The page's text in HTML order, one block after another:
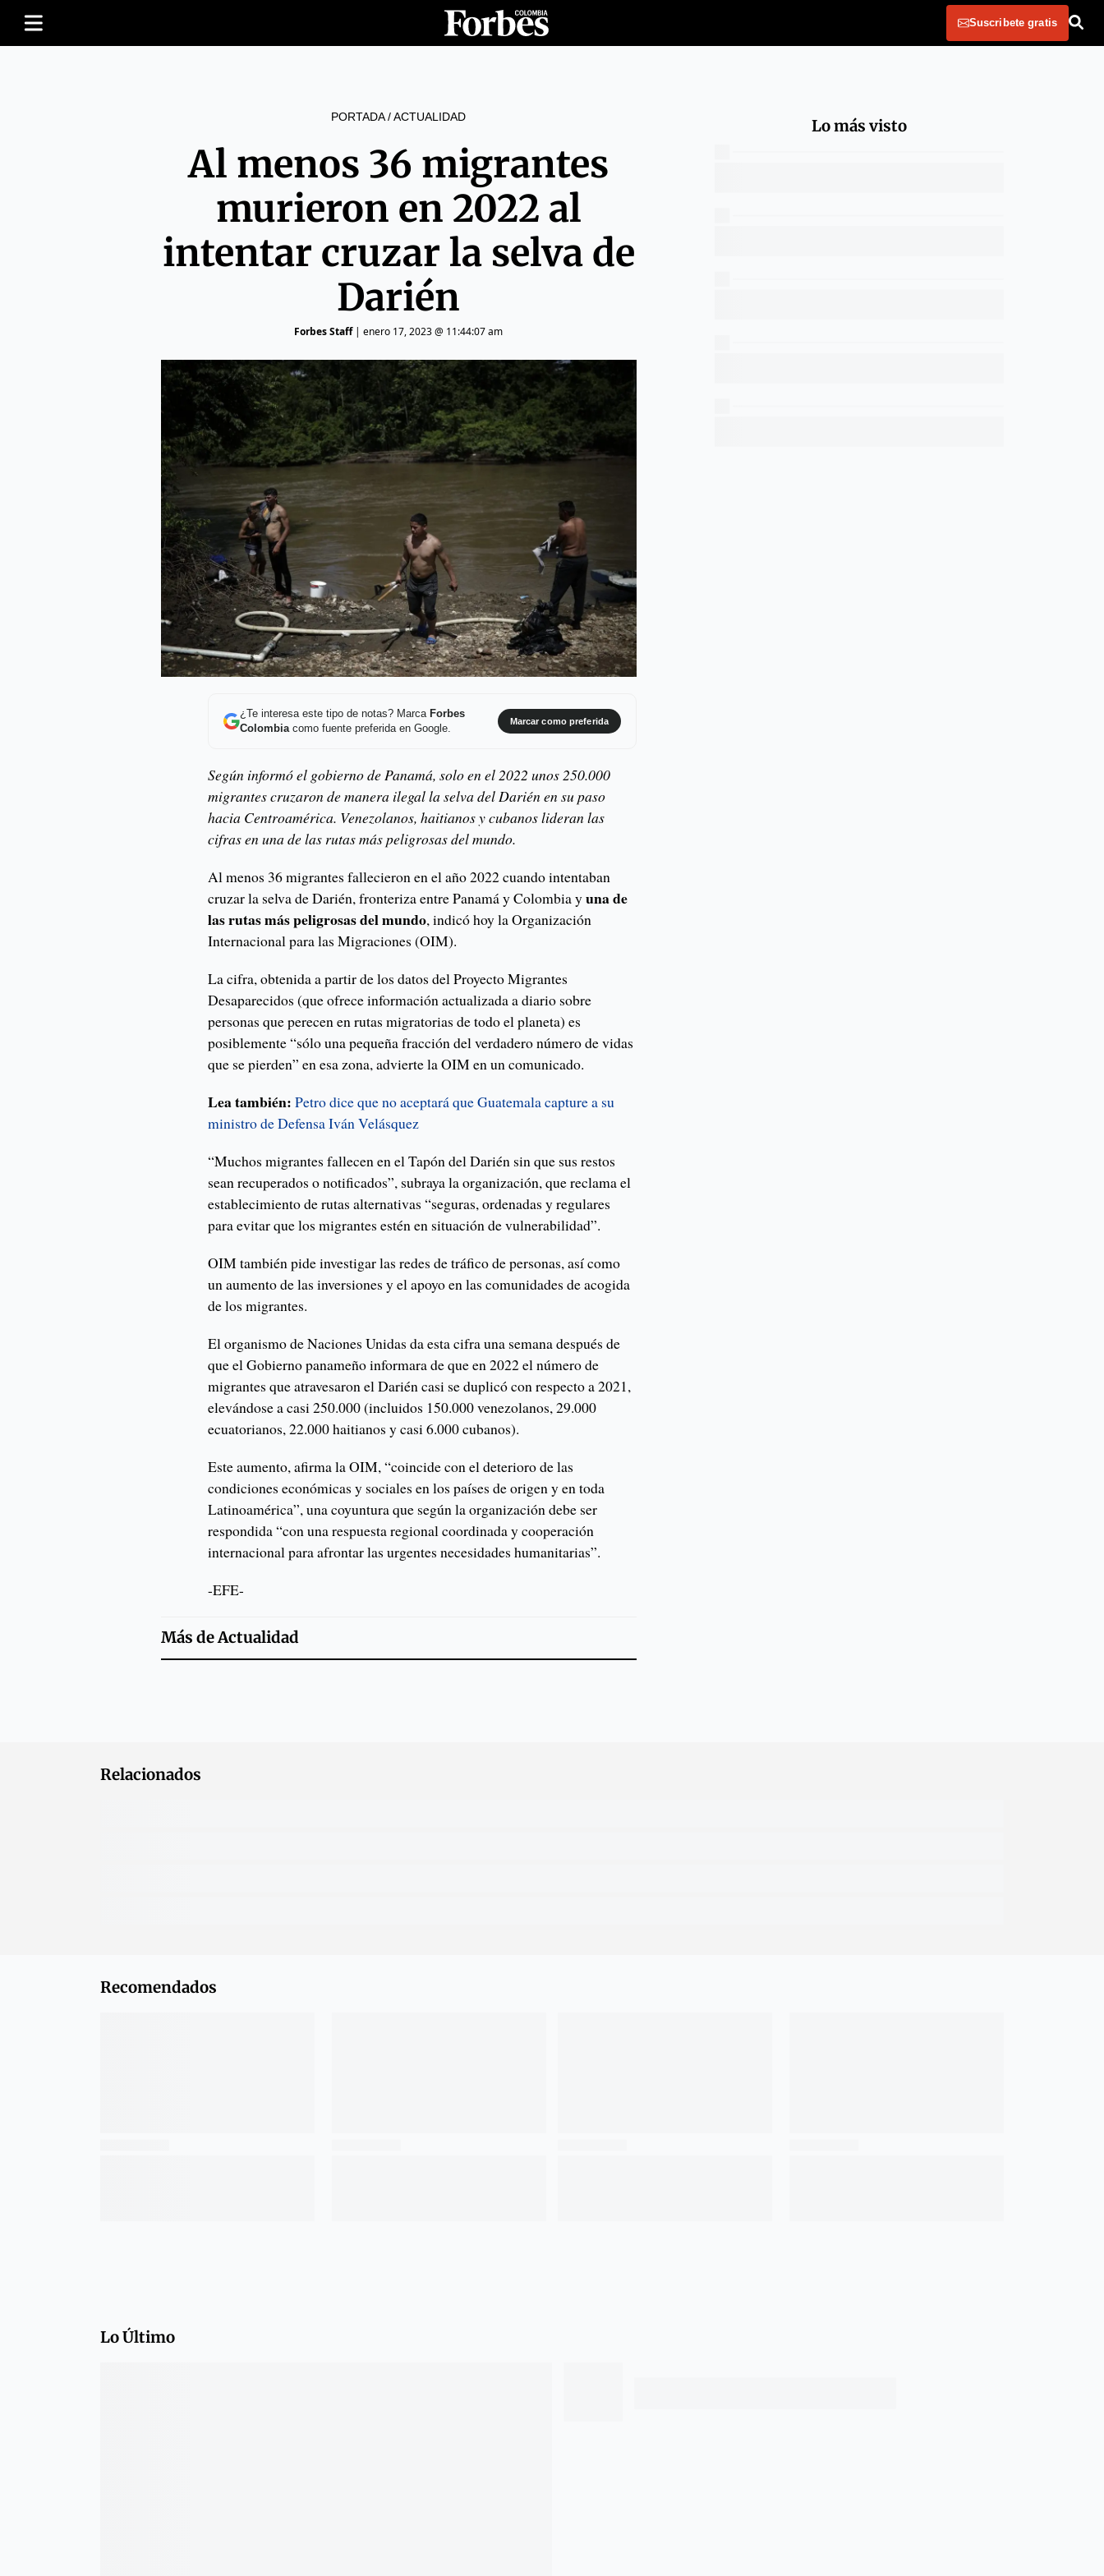
Suscribete gratis
PORTADA/ACTUALIDAD
Al menos 36 migrantes
murieron en 2022 al
intentar cruzar la selva de
Darién
Forbes Staff| enero 17, 2023 @ 11:44:07 am
¿Te interesa este tipo de notas? Marca Forbes
Colombiacomo fuente preferida en Google.
Marcar como preferida
Según informó el gobierno de Panamá, solo en el 2022 unos 250.000
migrantes cruzaron de manera ilegal la selva del Darién en su paso
hacia Centroamérica. Venezolanos, haitianos y cubanos lideran las
cifras en una de las rutas más peligrosas del mundo.
Al menos 36 migrantes fallecieron en el año 2022 cuando intentaban
cruzar la selva de Darién, fronteriza entre Panamá y Colombia yuna de
las rutas más peligrosas del mundo, indicó hoy la Organización
Internacional para las Migraciones (OIM).
La cifra, obtenida a partir de los datos del Proyecto Migrantes
Desaparecidos (que ofrece información actualizada a diario sobre
personas que perecen en rutas migratorias de todo el planeta) es
posiblemente “sólo una pequeña fracción del verdadero número de vidas
que se pierden” en esa zona, advierte la OIM en un comunicado.
Lea también: Petro dice que no aceptará que Guatemala capture a su
ministro de Defensa Iván Velásquez
“Muchos migrantes fallecen en el Tapón del Darién sin que sus restos
sean recuperados o notificados”, subraya la organización, que reclama el
establecimiento de rutas alternativas “seguras, ordenadas y regulares
para evitar que los migrantes estén en situación de vulnerabilidad”.
OIM también pide investigar las redes de tráfico de personas, así como
un aumento de las inversiones y el apoyo en las comunidades de acogida
de los migrantes.
El organismo de Naciones Unidas da esta cifra una semana después de
que el Gobierno panameño informara de que en 2022 el número de
migrantes que atravesaron el Darién casi se duplicó con respecto a 2021,
elevándose a casi 250.000 (incluidos 150.000 venezolanos, 29.000
ecuatorianos, 22.000 haitianos y casi 6.000 cubanos).
Este aumento, afirma la OIM, “coincide con el deterioro de las
condiciones económicas y sociales en los países de origen y en toda
Latinoamérica”, una coyuntura que según la organización debe ser
respondida “con una respuesta regional coordinada y cooperación
internacional para afrontar las urgentes necesidades humanitarias”.
-EFE-
Más deActualidad
Lo más visto
Relacionados
Recomendados
Lo Último